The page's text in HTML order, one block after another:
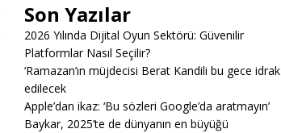
Son Yazılar
2026 Yılında Dijital Oyun Sektörü: Güvenilir
Platformlar Nasıl Seçilir?
‘Ramazan’ın müjdecisi Berat Kandili bu gece idrak
edilecek
Apple’dan ikaz: ‘Bu sözleri Google’da aratmayın’
Baykar, 2025’te de dünyanın en büyüğü